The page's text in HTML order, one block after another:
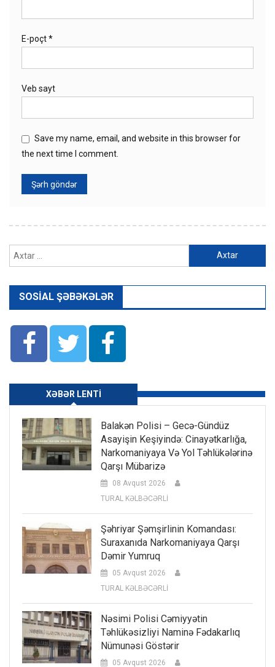
E-poçt*
Veb sayt
Save my name, email, and website in this browser for
the next time I comment.
SOSIAL ŞƏBƏKƏLƏR
XƏBƏR LENTI
Balakən Polisi – Gecə-Gündüz
Asayişin Keşiyində: Cinayətkarlığa,
Narkomaniyaya Və Yol Təhlükələrinə
Qarşı Mübarizə
08 Avqust 2026
TURAL KƏLBƏCƏRLİ
Şəhriyar Şəmşirlinin Komandası:
Suraxanıda Narkomaniyaya Qarşı
Dəmir Yumruq
05 Avqust 2026
TURAL KƏLBƏCƏRLİ
Nəsimi Polisi Cəmiyyətin
Təhlükəsizliyi Naminə Fədakarlıq
Nümunəsi Göstərir
05 Avqust 2026